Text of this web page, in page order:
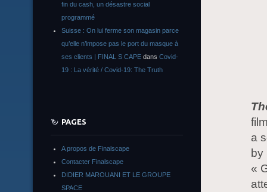
a
by
«
fin du cash, un désastre social
programmé
Suisse : On lui ferme son magasin parce
qu’elle n’impose pas le port du masque à
ses clients | FINAL S CAPE dans Covid-
19 : La vérité / Covid-19: The Truth
PAGES
A propos de Finalscape
Contacter Finalscape
DIDIER MAROUANI ET LE GROUPE
SPACE